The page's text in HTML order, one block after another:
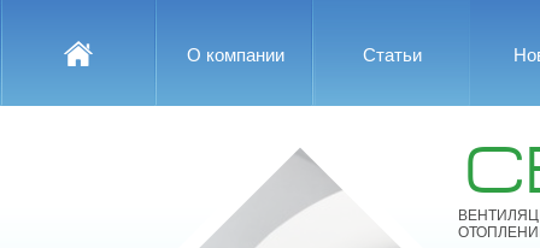
О компании Статьи